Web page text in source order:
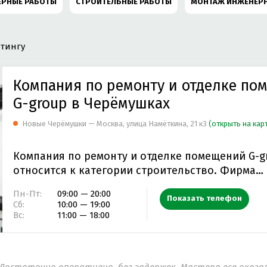
И УКЛАДКА НАПОЛЬНЫХ ПОКРЫТИЙ ИНЖИНИРИНГОВАЯ
КРОВЕЛЬНЫЕ РАБОТЫ НАСОСНЫЕ СТАНЦИИ
ПРОЕКТИРОВАНИЕ ИНЖЕНЕРНЫХ СИСТЕМ
ОБОРУДОВАНИЕ КОНДИЦИОНЕР
СТРОИТЕЛЬСТВО РАЗРАБОТКА ПЛАНИРОВОЧНОГО РЕШЕНИЯ
Компания по ремонту и отделке
G-group в Черёмушках
Новые Черёмушки — Москва, улица Намёткина, 21 к3 (открыть на
Компания по ремонту и отделке помещений G-
относится к категории строительство. Фирма
Пн-Пт:
09:00 — 20:00
Сб:
10:00 — 19:00
Вс:
11:00 — 18:00
Показать телефон